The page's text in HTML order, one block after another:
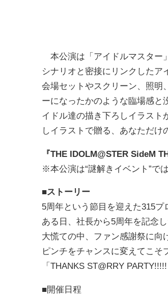
本公演は「アイドルマスター
シナリオと密接にリンクしたア
会場セットやスクリーン、照明
ーになったかのような臨場感と
イドル達の描き下ろしイラスト
しイラストで贈る、あなただけ
『THE IDOLM@STER SideM
※本公演は“謎解きイベント”で
■ストーリー
5周年という節目を迎えた315プ
ある日、社長から5周年を記念
大慌ての中、ファン感謝祭に向
ピンチをチャンスに変えてこそ
「THANKS ST@RRY
■開催日程